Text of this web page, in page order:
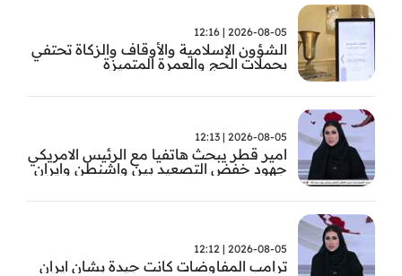
2026-08-05 | 12:16
الشؤون الإسلامية والأوقاف والزكاة تحتفي
بحملات الحج والعمرة المتميزة
2026-08-05 | 12:13
امير قطر يبحث هاتفيا مع الرئيس الامريكي
جهود خفض التصعيد بين واشنطن وايران
2026-08-05 | 12:12
ترامب المفاوضات كانت جيدة بشان ايران